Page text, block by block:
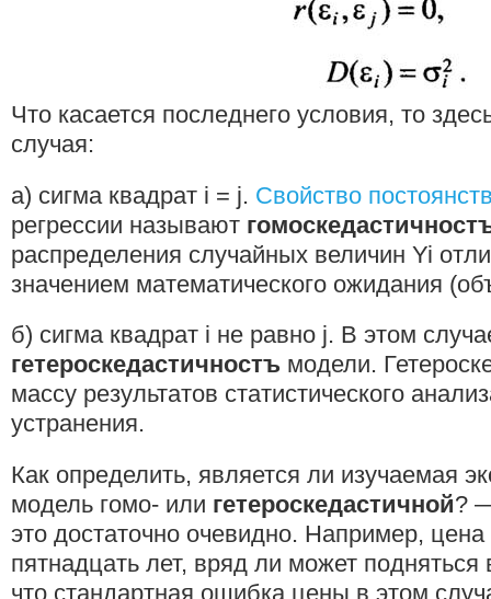
Что касается последнего условия, то
случая:
а) сигма квадрат i = j. Свойство
регрессии называют
распределения случайных величин Yi
значением математического ожидания
б) сигма квадрат i не равно j. В этом
гетероскедастичностъ модели.
массу результатов статистического
устранения.
Как определить, является ли изучаемая
модель гомо- или гетероскедастичной?
это достаточно очевидно. Например,
пятнадцать лет, вряд ли может
что стандартная ошибка цены в этом